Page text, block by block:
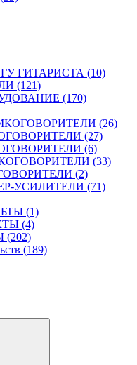
ГИТАРИСТА (10)
(121)
(170)
(26)
(27)
(6)
(33)
(2)
УСИЛИТЕЛИ (71)
(1)
(4)
(189)